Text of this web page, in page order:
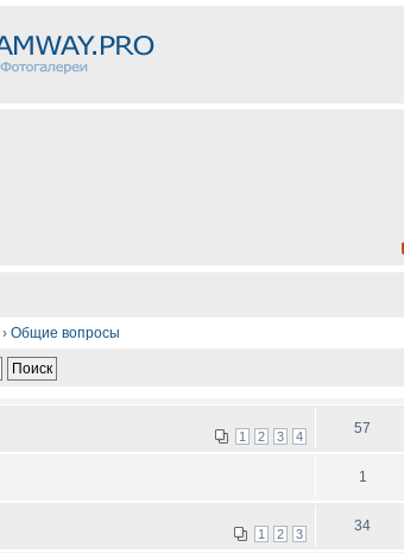
› Общие вопросы
1 2 3 4 57
1
1 2 3 34